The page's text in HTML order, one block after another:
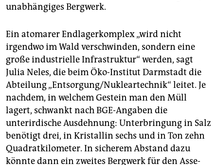
unabhängiges Bergwerk.
Ein atomarer Endlagerkomplex „wird nicht
irgendwo im Wald verschwinden, sondern eine
große industrielle Infrastruktur“ werden, sagt
Julia Neles, die beim Öko-Institut Darmstadt die
Abteilung „Entsorgung/Nukleartechnik“ leitet. Je
nachdem, in welchem Gestein man den Müll
lagert, schwankt nach BGE-Angaben die
unterirdische Ausdehnung: Unterbringung in Salz
benötigt drei, in Kristallin sechs und in Ton zehn
Quadratkilometer. In sicherem Abstand dazu
könnte dann ein zweites Bergwerk für den Asse-